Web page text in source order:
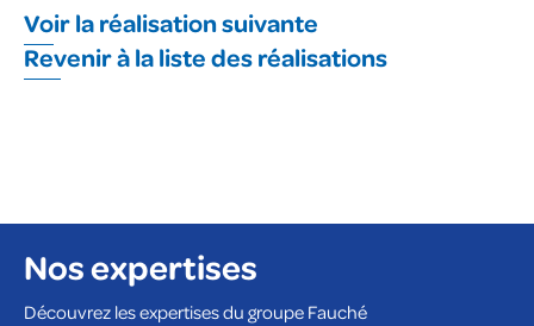
Revenir à la liste des réalisations
Voir la réalisation suivante
Nos expertises
Découvrez les expertises du groupe Fauché